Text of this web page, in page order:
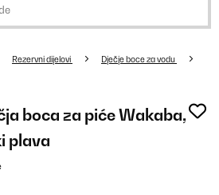
Rezervni dijelovi Dječje boce za vodu
boca za piće Wakaba,
plava